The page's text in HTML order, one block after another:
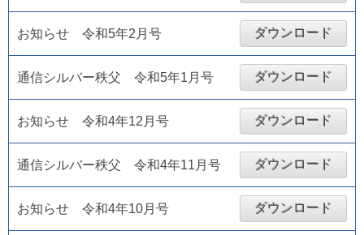
お知らせ 令和5年2月号 ダウンロード
通信シルバー秩父 令和5年1月号 ダウンロード
お知らせ 令和4年12月号 ダウンロード
通信シルバー秩父 令和4年11月号 ダウンロード
お知らせ 令和4年10月号 ダウンロード